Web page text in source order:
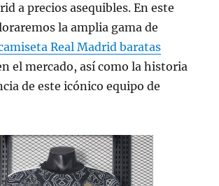
a precios asequibles. En este
la amplia gama de
Real Madrid baratas
el mercado, así como la historia
de este icónico equipo de